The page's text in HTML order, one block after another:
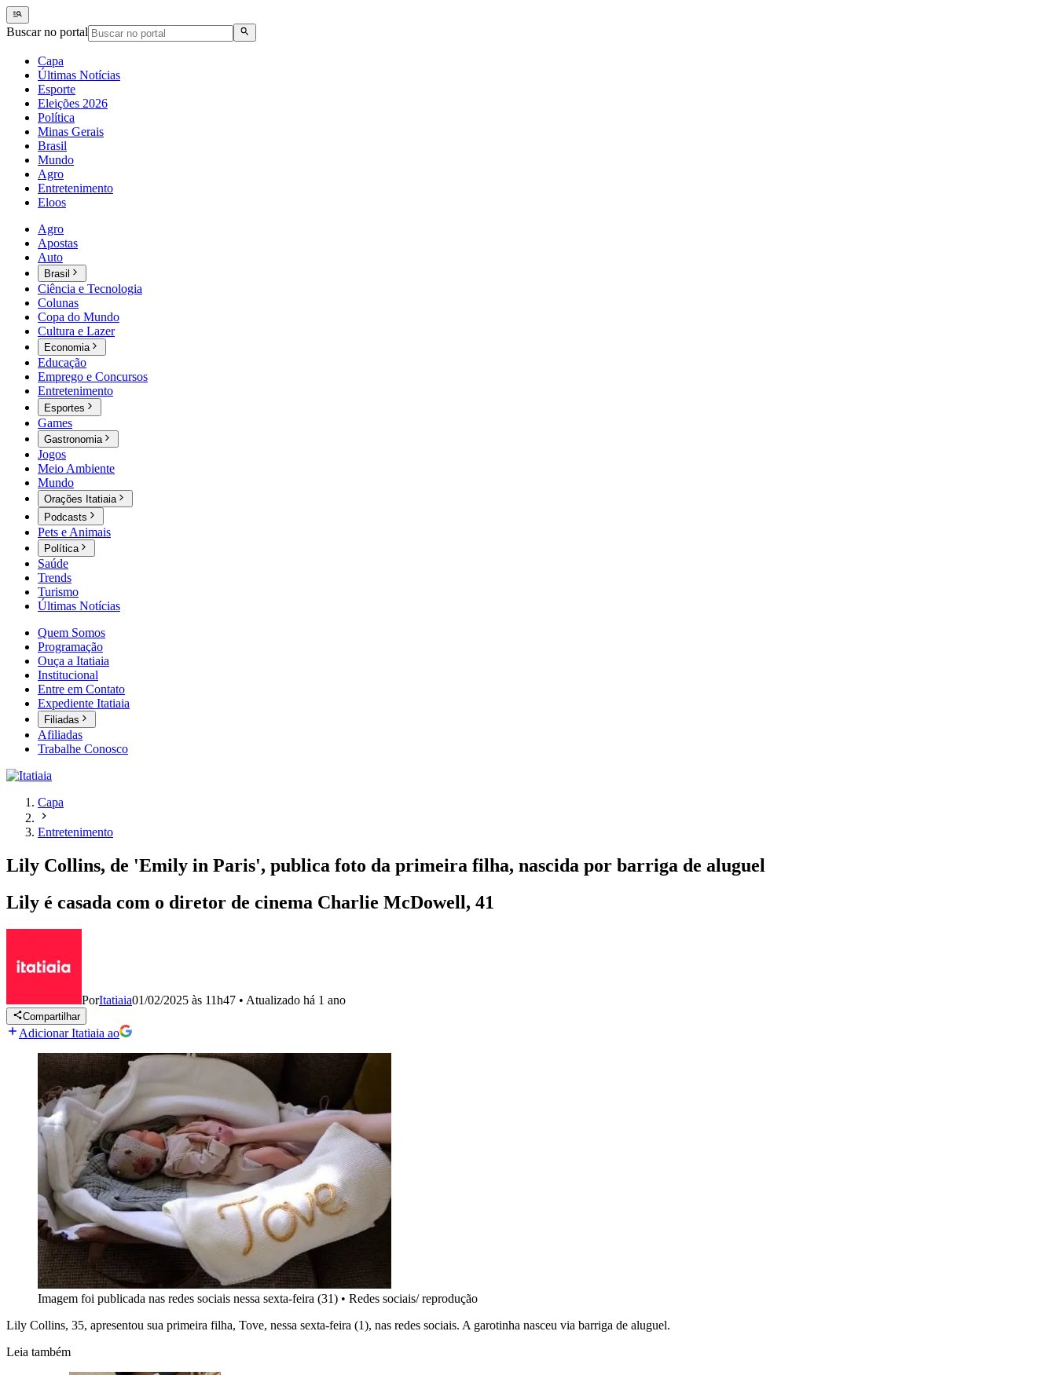
Buscar no portal
Capa
Últimas Notícias
Esporte
Eleições 2026
Política
Minas Gerais
Brasil
Mundo
Agro
Entretenimento
Eloos
Agro
Apostas
Auto
Brasil
Ciência e Tecnologia
Colunas
Copa do Mundo
Cultura e Lazer
Economia
Educação
Emprego e Concursos
Entretenimento
Esportes
Games
Gastronomia
Jogos
Meio Ambiente
Mundo
Orações Itatiaia
Podcasts
Pets e Animais
Política
Saúde
Trends
Turismo
Últimas Notícias
Quem Somos
Programação
Ouça a Itatiaia
Institucional
Entre em Contato
Expediente Itatiaia
Filiadas
Afiliadas
Trabalhe Conosco
Capa
Entretenimento
Lily Collins, de 'Emily in Paris', publica foto da primeira filha, nascida por barriga de aluguel
Lily é casada com o diretor de cinema Charlie McDowell, 41
PorItatiaia01/02/2025 às 11h47 • Atualizado há 1 ano
Compartilhar
Adicionar Itatiaia ao
Imagem foi publicada nas redes sociais nessa sexta-feira (31) • Redes sociais/ reprodução
Lily Collins, 35, apresentou sua primeira filha, Tove, nessa sexta-feira (1), nas redes sociais. A garotinha nasceu via barriga de aluguel.
Leia também